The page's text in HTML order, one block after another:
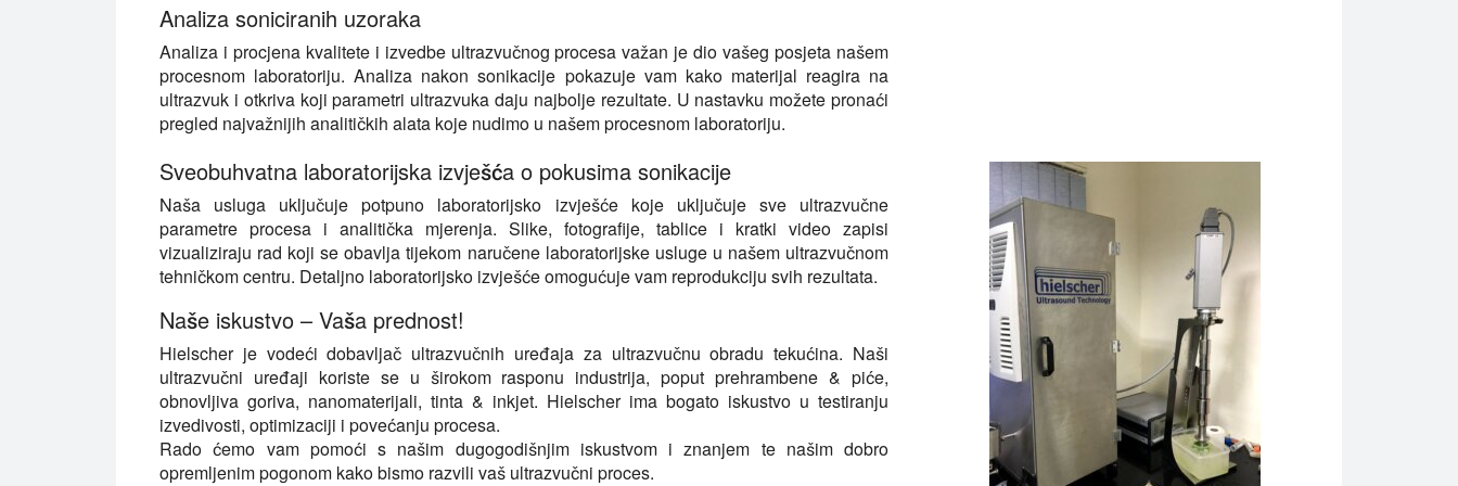
Analiza soniciranih uzoraka
Analiza i procjena kvalitete i izvedbe ultrazvučnog procesa važan je dio vašeg posjeta našem
procesnom laboratoriju. Analiza nakon sonikacije pokazuje vam kako materijal reagira na
ultrazvuk i otkriva koji parametri ultrazvuka daju najbolje rezultate. U nastavku možete pronaći
pregled najvažnijih analitičkih alata koje nudimo u našem procesnom laboratoriju.
Sveobuhvatna laboratorijska izvješća o pokusima sonikacije
Naša usluga uključuje potpuno laboratorijsko izvješće koje uključuje sve ultrazvučne
parametre procesa i analitička mjerenja. Slike, fotografije, tablice i kratki video zapisi
vizualiziraju rad koji se obavlja tijekom naručene laboratorijske usluge u našem ultrazvučnom
tehničkom centru. Detaljno laboratorijsko izvješće omogućuje vam reprodukciju svih rezultata.
Naše iskustvo – Vaša prednost!
Hielscher je vodeći dobavljač ultrazvučnih uređaja za ultrazvučnu obradu tekućina. Naši
ultrazvučni uređaji koriste se u širokom rasponu industrija, poput prehrambene & piće,
obnovljiva goriva, nanomaterijali, tinta & inkjet. Hielscher ima bogato iskustvo u testiranju
izvedivosti, optimizaciji i povećanju procesa.
Rado ćemo vam pomoći s našim dugogodišnjim iskustvom i znanjem te našim dobro
opremljenim pogonom kako bismo razvili vaš ultrazvučni proces.